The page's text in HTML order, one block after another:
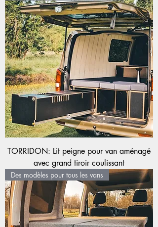
TORRIDON: Lit peigne pour van aménagé
avec grand tiroir coulissant
Des modèles pour tous les vans